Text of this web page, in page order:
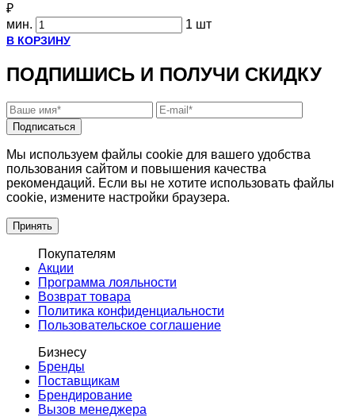
₽
мин.
1 шт
В КОРЗИНУ
ПОДПИШИСЬ И ПОЛУЧИ СКИДКУ
Подписаться
Мы используем файлы cookie для вашего удобства
пользования сайтом и повышения качества
рекомендаций. Если вы не хотите использовать файлы
cookie, измените настройки браузера.
Принять
Покупателям
Акции
Программа лояльности
Возврат товара
Политика конфиденциальности
Пользовательское соглашение
Бизнесу
Бренды
Поставщикам
Брендирование
Вызов менеджера